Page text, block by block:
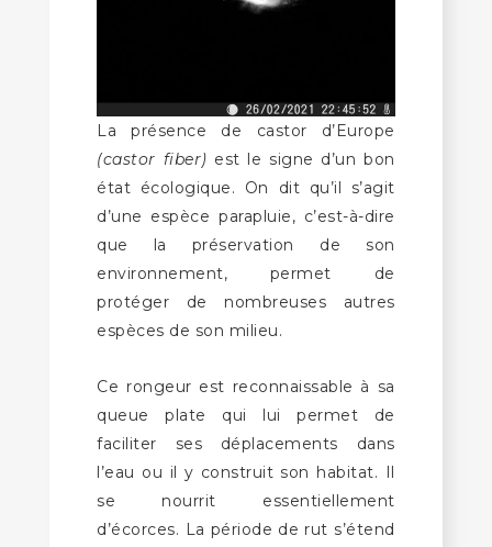
La présence de castor d’Europe
(castor fiber) est le signe d’un bon
état écologique. On dit qu’il s’agit
d’une espèce parapluie, c’est-à-dire
que la préservation de son
environnement, permet de
protéger de nombreuses autres
espèces de son milieu.
Ce rongeur est reconnaissable à sa
queue plate qui lui permet de
faciliter ses déplacements dans
l’eau ou il y construit son habitat. Il
se nourrit essentiellement
d’écorces. La période de rut s’étend